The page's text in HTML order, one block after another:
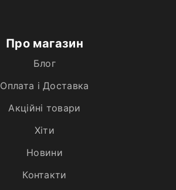
Про магазин
Блог
Оплата і Доставка
Акційні товари
Хiти
Новини
Контакти